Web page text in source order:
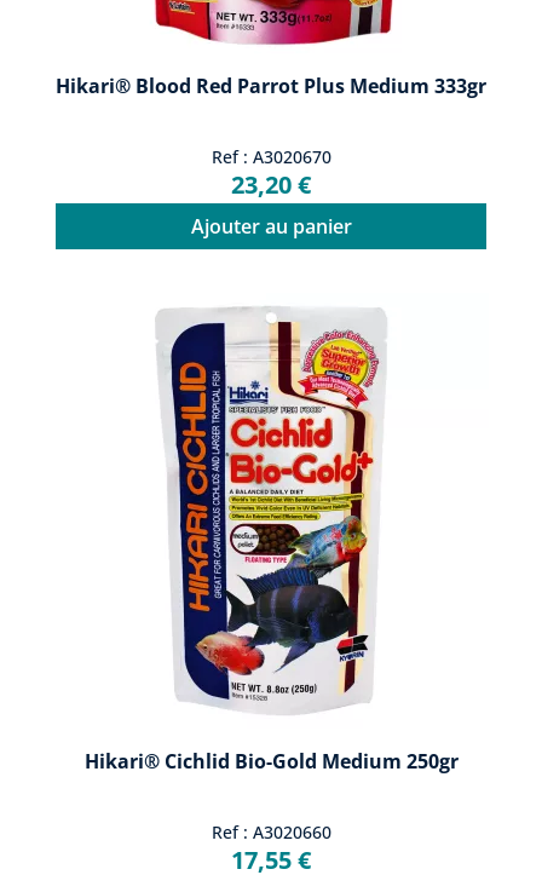
Hikari® Blood Red Parrot Plus Medium 333gr
Ref : A3020670
23,20 €
Ajouter au panier
Hikari® Cichlid Bio-Gold Medium 250gr
Ref : A3020660
17,55 €